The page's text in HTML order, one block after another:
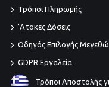
Τρόποι Πληρωμής
'Ατοκες Δόσεις
Οδηγός Επιλογής
GDPR Εργαλεία
Τρόποι Αποστολής